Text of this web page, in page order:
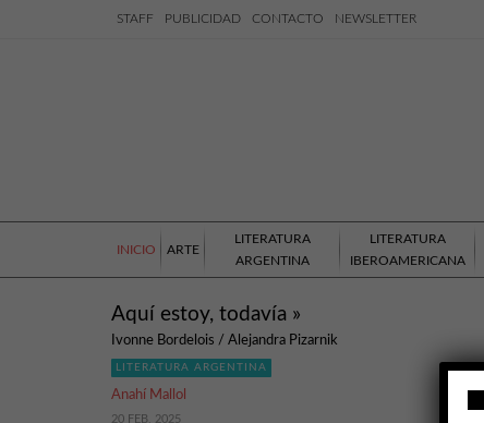
STAFF PUBLICIDAD CONTACTO NEWSLETTER
INICIO ARTE
LITERATURA
ARGENTINA
LITERATURA
IBEROAMERICANA
Aquí estoy, todavía »
Ivonne Bordelois / Alejandra Pizarnik
LITERATURA ARGENTINA
Anahí Mallol
20 FEB, 2025